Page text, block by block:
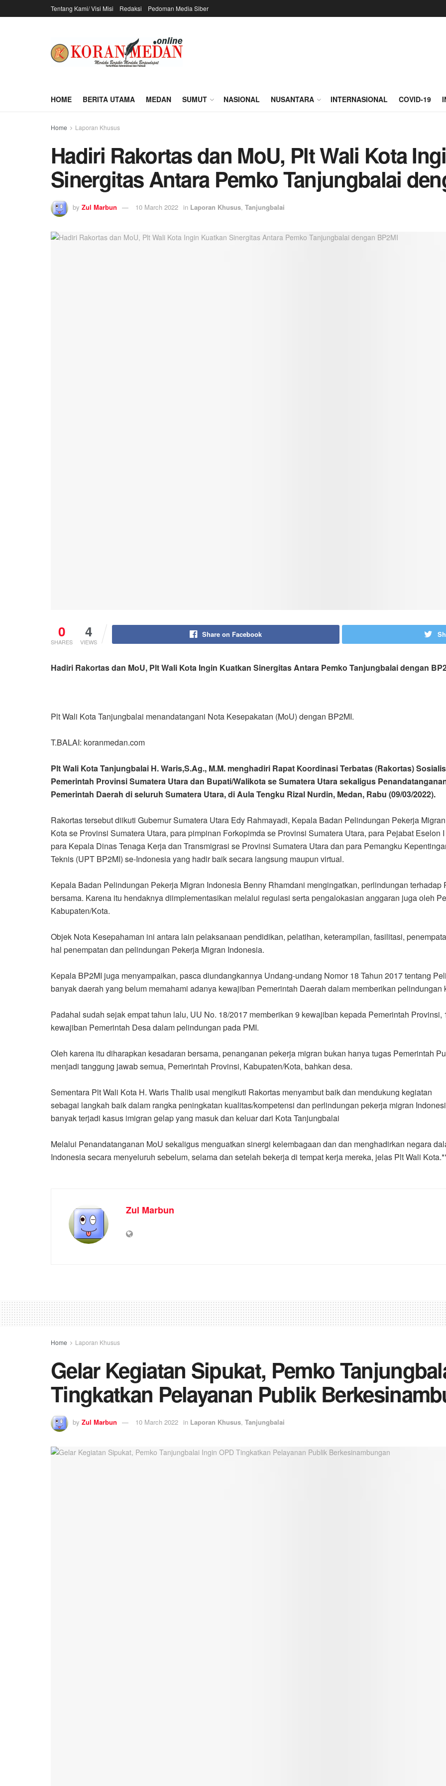
Tentang Kami/ Visi Misi Redaksi Pedoman Media Siber
HOME BERITA UTAMA MEDAN SUMUT NASIONAL NUSANTARA INTERNASIONAL COVID-19
Home Laporan Khusus
Hadiri Rakortas dan MoU, Plt Wali Kota
Sinergitas Antara Pemko Tanjungbalai
by Zul Marbun 10 March 2022 in Laporan Khusus, Tanjungbalai
0
SHARES
4
VIEWS
Share on Facebook
Hadiri Rakortas dan MoU, Plt Wali Kota Ingin Kuatkan Sinergitas Antara Pemko Tanjungbalai dengan
Plt Wali Kota Tanjungbalai menandatangani Nota Kesepakatan (MoU) dengan BP2MI.
T.BALAI: koranmedan.com
Plt Wali Kota Tanjungbalai H. Waris,S.Ag., M.M. menghadiri Rapat Koordinasi Terbatas (Rakortas)
Pemerintah Provinsi Sumatera Utara dan Bupati/Walikota se Sumatera Utara sekaligus
Pemerintah Daerah di seluruh Sumatera Utara, di Aula Tengku Rizal Nurdin, Medan, Rabu (09/03/2022).
Rakortas tersebut diikuti Gubernur Sumatera Utara Edy Rahmayadi, Kepala Badan Pelindungan Pekerja
Kota se Provinsi Sumatera Utara, para pimpinan Forkopimda se Provinsi Sumatera Utara, para Pejabat
para Kepala Dinas Tenaga Kerja dan Transmigrasi se Provinsi Sumatera Utara dan para Pemangku
Teknis (UPT BP2MI) se-Indonesia yang hadir baik secara langsung maupun virtual.
Kepala Badan Pelindungan Pekerja Migran Indonesia Benny Rhamdani mengingatkan, perlindungan
bersama. Karena itu hendaknya diimplementasikan melalui regulasi serta pengalokasian anggaran juga oleh
Kabupaten/Kota.
Objek Nota Kesepahaman ini antara lain pelaksanaan pendidikan, pelatihan, keterampilan, fasilitasi,
hal penempatan dan pelindungan Pekerja Migran Indonesia.
Kepala BP2MI juga menyampaikan, pasca diundangkannya Undang-undang Nomor 18 Tahun 2017 tentang
banyak daerah yang belum memahami adanya kewajiban Pemerintah Daerah dalam memberikan pelindungan
Padahal sudah sejak empat tahun lalu, UU No. 18/2017 memberikan 9 kewajiban kepada Pemerintah
kewajiban Pemerintah Desa dalam pelindungan pada PMI.
Oleh karena itu diharapkan kesadaran bersama, penanganan pekerja migran bukan hanya tugas Pemerintah
menjadi tanggung jawab semua, Pemerintah Provinsi, Kabupaten/Kota, bahkan desa.
Sementara Plt Wali Kota H. Waris Thalib usai mengikuti Rakortas menyambut baik dan mendukung kegiatan
sebagai langkah baik dalam rangka peningkatan kualitas/kompetensi dan perlindungan pekerja migran
banyak terjadi kasus imigran gelap yang masuk dan keluar dari Kota Tanjungbalai
Melalui Penandatanganan MoU sekaligus menguatkan sinergi kelembagaan dan dan menghadirkan negara
Indonesia secara menyeluruh sebelum, selama dan setelah bekerja di tempat kerja mereka, jelas Plt Wali
Zul Marbun
Home Laporan Khusus
Gelar Kegiatan Sipukat, Pemko
Tingkatkan Pelayanan Publik
by Zul Marbun 10 March 2022 in Laporan Khusus, Tanjungbalai